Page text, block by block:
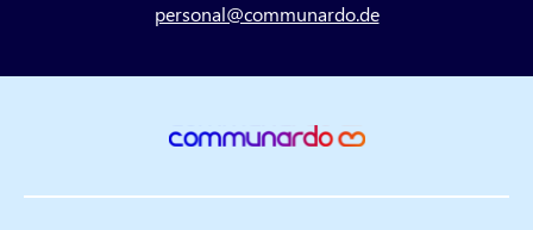
personal@communardo.de